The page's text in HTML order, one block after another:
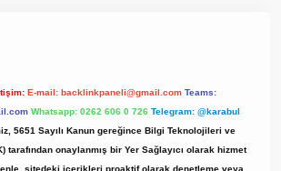
E-mail: backlinkpaneli@gmail.com Teams:
Whatsapp: 0262 606 0 726 Telegram: @karabul
5651 Sayılı Kanun gereğince Bilgi Teknolojileri ve
tarafından onaylanmış bir Yer Sağlayıcı olarak hizmet
sitedeki içerikleri proaktif olarak denetleme veya